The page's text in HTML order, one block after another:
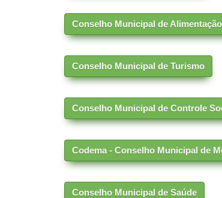
Conselho Municipal de
Conselho Municipal de Turismo
Conselho Municipal de Controle
Codema - Conselho Municipal de
Conselho Municipal de Saúde